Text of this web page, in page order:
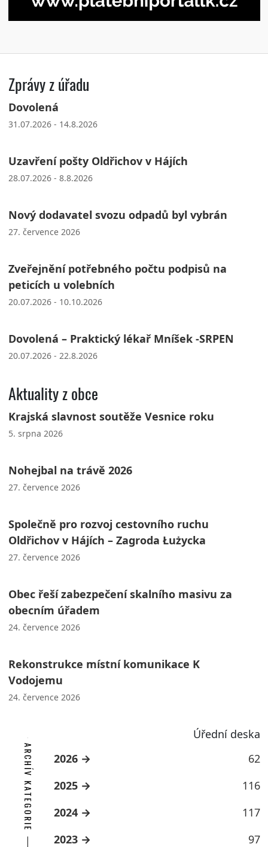
Zprávy z úřadu
Dovolená
31.07.2026 - 14.8.2026
Uzavření pošty Oldřichov v Hájích
28.07.2026 - 8.8.2026
Nový dodavatel svozu odpadů byl vybrán
27. července 2026
Zveřejnění potřebného počtu podpisů na
peticích u volebních
20.07.2026 - 10.10.2026
Dovolená – Praktický lékař Mníšek -SRPEN
20.07.2026 - 22.8.2026
Aktuality z obce
Krajská slavnost soutěže Vesnice roku
5. srpna 2026
Nohejbal na trávě 2026
27. července 2026
Společně pro rozvoj cestovního ruchu
Oldřichov v Hájích – Zagroda Łużycka
27. července 2026
Obec řeší zabezpečení skalního masivu za
obecním úřadem
24. července 2026
Rekonstrukce místní komunikace K
Vodojemu
24. července 2026
Úřední deska
ARCHÍV KATEGORIE 2026
62
2025
116
2024
117
2023
97